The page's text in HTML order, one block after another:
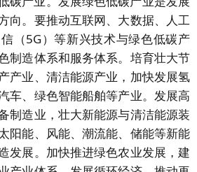
向。要推动互联网、大数据、人工
（5G）等新兴技术与绿色低碳产
制造体系和服务体系。培育壮大节
产业、清洁能源产业，加快发展氢
车、绿色智能船舶等产业。发展高
制造业，壮大新能源与清洁能源装
阳能、风能、潮流能、储能等新能
发展。加快推进绿色农业发展，建